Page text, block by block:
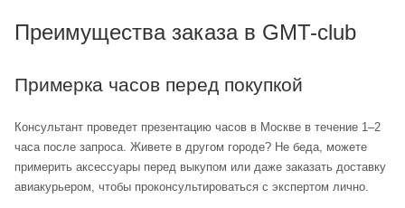
Преимущества заказа в GMT-club
Примерка часов перед покупкой
Консультант проведет презентацию часов в Москве в течение 1–2
часа после запроса. Живете в другом городе? Не беда, можете
примерить аксессуары перед выкупом или даже заказать доставку
авиакурьером, чтобы проконсультироваться с экспертом лично.